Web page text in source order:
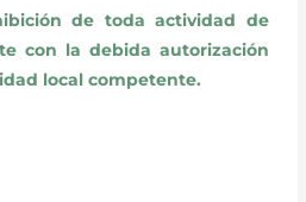
de toda actividad de
con la debida autorización
local competente.